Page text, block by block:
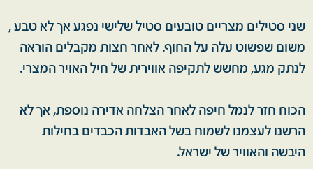
שני סטילים מצריים טובעים סטיל שלישי נפגע אך לא טבע ,
משום שפשוט עלה על החוף. לאחר חצות מקבלים הוראה
לנתק מגע, מחשש לתקיפה אווירית של חיל האויר המצרי.
הכוח חזר לנמל חיפה לאחר הצלחה אדירה נוספת, אך לא
הרשנו לעצמנו לשמוח בשל האבדות הכבדים בחילות
היבשה והאוויר של ישראל.